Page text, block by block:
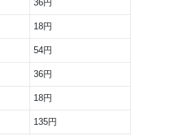
36円
18円
54円
36円
18円
135円